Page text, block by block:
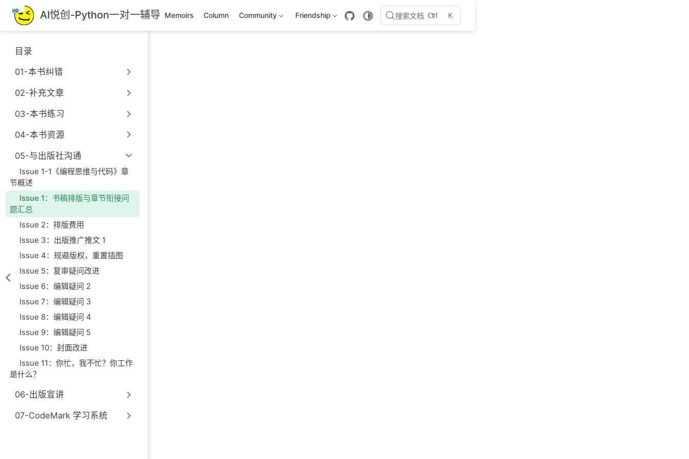
跳
至
主
內
AI悦创-Python一对一辅导 Memoirs Column Community Friendship 搜索文档 Ctrl K
目录
01-本书纠错
02-补充文章
03-本书练习
04-本书资源
05-与出版社沟通
Issue 1-1《编程思维与代码》章
节概述
Issue 1：书稿排版与章节衔接问
题汇总
Issue 2：排版费用
Issue 3：出版推广推文 1
Issue 4：规避版权，重置插图
Issue 5：复审疑问改进
Issue 6：编辑疑问 2
Issue 7：编辑疑问 3
Issue 8：编辑疑问 4
Issue 9：编辑疑问 5
Issue 10：封面改进
Issue 11：你忙，我不忙？你工作
是什么？
06-出版宣讲
07-CodeMark 学习系统